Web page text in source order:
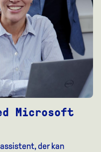
Microsoft
der kan